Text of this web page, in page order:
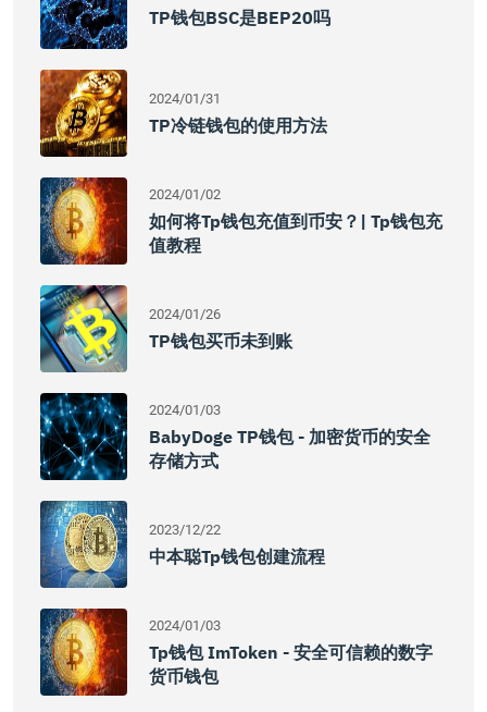
TP钱包BSC是BEP20吗
2024/01/31
TP冷链钱包的使用方法
2024/01/02
如何将Tp钱包充值到币安？| Tp钱包充
值教程
2024/01/26
TP钱包买币未到账
2024/01/03
BabyDoge TP钱包 - 加密货币的安全
存储方式
2023/12/22
中本聪tp钱包创建流程
2024/01/03
Tp钱包 ImToken - 安全可信赖的数字
货币钱包